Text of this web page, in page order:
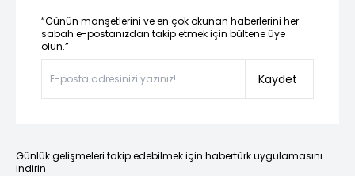
“Günün manşetlerini ve en çok okunan haberlerini her
sabah e-postanızdan takip etmek için bültene üye
olun.”
Kaydet
Günlük gelişmeleri takip edebilmek için habertürk uygulamasını
indirin